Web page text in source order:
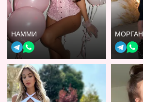
НАММИ МОРГАН